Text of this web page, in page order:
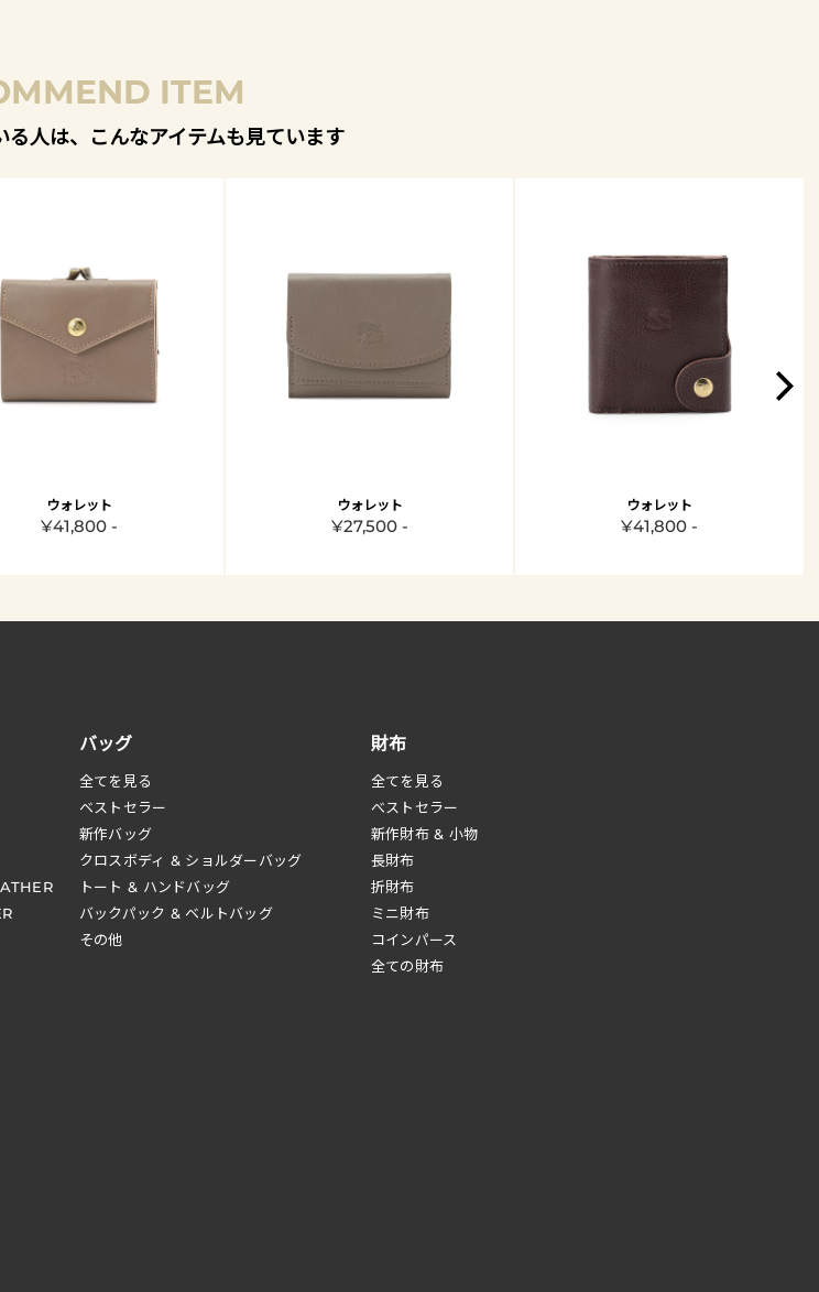
ITEM
る人は、こんなアイテムも見ています
ウォレット
¥41,800 -
ウォレット
¥27,500 -
ウォレット
¥41,800 -
財布
全てを見る
べストセラー
新作財布 & 小物
長財布
折財布
ミニ財布
コインパース
全ての財布
バッグ
全てを見る
ベストセラー
新作バッグ
クロスボディ & ショルダーバッグ
トート & ハンドバッグ
バックパック & ベルトバッグ
その他